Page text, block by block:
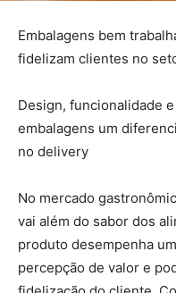
Embalagens bem
fidelizam clientes no
Design, funcionalidade
embalagens um
no delivery
No mercado
vai além do sabor dos
produto desempenha
percepção de valor e